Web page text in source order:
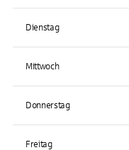
Dienstag
Mittwoch
Donnerstag
Freitag